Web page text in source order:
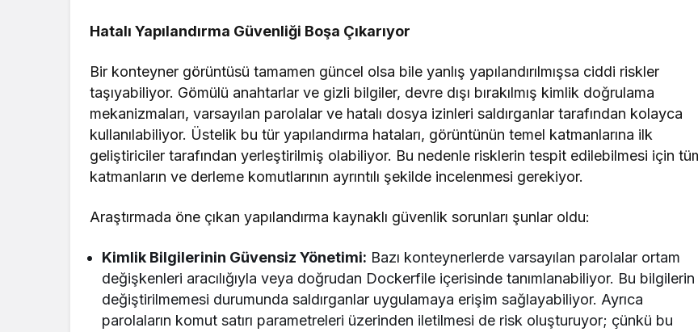
Hatalı Yapılandırma Güvenliği Boşa Çıkarıyor
Bir konteyner görüntüsü tamamen güncel olsa bile yanlış yapılandırılmışsa ciddi riskler
taşıyabiliyor. Gömülü anahtarlar ve gizli bilgiler, devre dışı bırakılmış kimlik doğrulama
mekanizmaları, varsayılan parolalar ve hatalı dosya izinleri saldırganlar tarafından kolayca
kullanılabiliyor. Üstelik bu tür yapılandırma hataları, görüntünün temel katmanlarına ilk
geliştiriciler tarafından yerleştirilmiş olabiliyor. Bu nedenle risklerin tespit edilebilmesi için
katmanların ve derleme komutlarının ayrıntılı şekilde incelenmesi gerekiyor.
Araştırmada öne çıkan yapılandırma kaynaklı güvenlik sorunları şunlar oldu:
Kimlik Bilgilerinin Güvensiz Yönetimi: Bazı konteynerlerde varsayılan parolalar ortam
değişkenleri aracılığıyla veya doğrudan Dockerfile içerisinde tanımlanabiliyor. Bu bilgilerin
değiştirilmemesi durumunda saldırganlar uygulamaya erişim sağlayabiliyor. Ayrıca
parolaların komut satırı parametreleri üzerinden iletilmesi de risk oluşturuyor; çünkü bu